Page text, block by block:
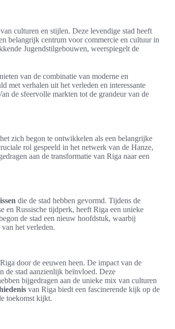
van culturen en stijlen. Deze levendige stad heeft
belangrijk centrum voor commercie en cultuur in
Jugendstilgebouwen, weerspiegelt de
van de combinatie van moderne en
met verhalen uit het verleden en interessante
de sfeervolle markten tot de grandeur van de
zich begon te ontwikkelen als een belangrijke
rol gespeeld in het netwerk van de Hanze,
aan de transformatie van Riga naar een
die de stad hebben gevormd. Tijdens de
en Russische tijdperk, heeft Riga een unieke
de stad een nieuw hoofdstuk, waarbij
van het verleden.
door de eeuwen heen. De impact van de
de stad aanzienlijk beïnvloed. Deze
bijgedragen aan de unieke mix van culturen
van Riga biedt een fascinerende kijk op de
toekomst kijkt.